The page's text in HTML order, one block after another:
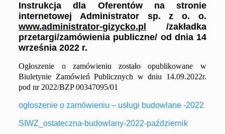
Instrukcja dla Oferentów na stronie
internetowej Administrator sp. z o. o.
www.administrator-gizycko.pl
/zakładka
przetargi/zamówienia publiczne/ od dnia 14
września 2022 r.
Ogłoszenie o zamówieniu zostało opublikowane w
Biuletynie Zamówień Publicznych w dniu 14.09.2022r.
pod nr 2022/BZP 00347095/01
ogłoszenie o zamówieniu – usługi budowlane -2022
SIWZ_ostateczna-budowlany-2022-październik